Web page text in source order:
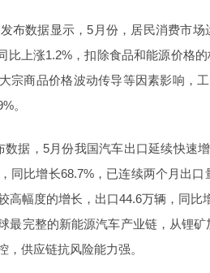
布数据显示，5月份，居民消费市
比上涨1.2%，扣除食品和能源价格
宗商品价格波动传导等因素影响，
。
数据，5月份我国汽车出口延续快速
同比增长68.7%，已连续两个月出
高幅度的增长，出口44.6万辆，同比
最完整的新能源汽车产业链，从锂
，供应链抗风险能力强。